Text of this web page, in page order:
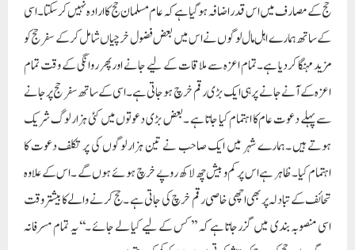
حج کے مصارف میں اس قدر اضافہ ہوگیا ہے کہ عام مسلمان حج کا ارادہ نہیں کرسکتا ۔اسی
کے ساتھ ہمارے اہل مال لوگوں نے اس میں بعض فضول خرچیاں شامل کرکے سفر حج کو
مزید مہنگا کردیا ہے ۔تمام اعزہ سے ملاقات کے لیے جانے اور پھر روانگی کے وقت تمام
اعزہ کے آنے جانے پر ہی ایک بڑی رقم خرچ ہوجاتی ہے ۔اسی کے ساتھ سفر حج پر جانے
سے پہلے دعوت عام کا اہتمام کیا جاتا ہے ۔بعض بڑی دعوتوں میں کئی ہزار لوگ شریک
ہوتے ہیں ۔ہمارے شہر میں ایک صاحب نے تین ہزار لوگوں کی پر تکلف دعوت کا
اہتمام کیا ۔ظاہر ہے اس پر کم و بیش چھ لاکھ روپے خرچ ہوئے ہوں گے ۔اس کے علاوہ
تحائف کے تبادلہ پر بھی اچھی خاصی رقم خرچ کی جاتی ہے ۔حج کرنے والے کا بیشتر وقت
اسی منصوبہ بندی میں گزرجاتا ہے کہ ’’ کس کے لیے کیا لے جائے ۔‘‘یہ تمام مسرفانہ